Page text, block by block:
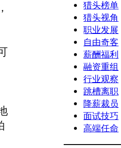
猎头榜单
猎头视角
职业发展
自由奇客
薪酬福利
融资重组
行业观察
跳槽离职
降薪裁员
面试技巧
高端任命